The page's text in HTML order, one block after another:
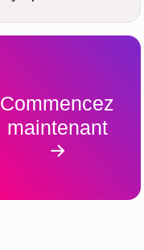
Commencez
maintenant